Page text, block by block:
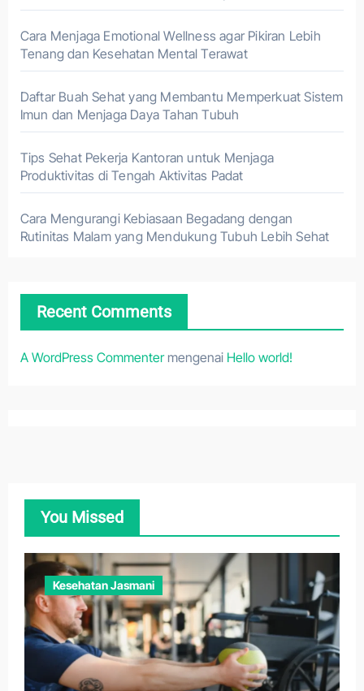
Cara Menjaga Emotional Wellness agar Pikiran Lebih
Tenang dan Kesehatan Mental Terawat
Daftar Buah Sehat yang Membantu Memperkuat Sistem
Imun dan Menjaga Daya Tahan Tubuh
Tips Sehat Pekerja Kantoran untuk Menjaga
Produktivitas di Tengah Aktivitas Padat
Cara Mengurangi Kebiasaan Begadang dengan
Rutinitas Malam yang Mendukung Tubuh Lebih Sehat
Recent Comments
A WordPress Commentermengenai Hello world!
You Missed
Kesehatan Jasmani